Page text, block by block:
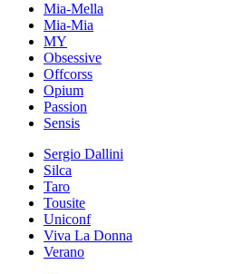
Mia-Mella
Mia-Mia
MY
Obsessive
Offcorss
Opium
Passion
Sensis
Sergio Dallini
Silca
Taro
Tousite
Uniconf
Viva La Donna
Verano